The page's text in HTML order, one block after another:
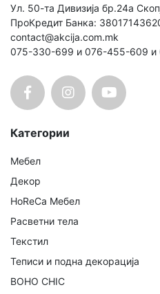
Ул. 50-та Дивизија бр.24а
ПроКредит Банка:
contact@akcija.com.mk
075-330-699 и 076-455-609 и
Категории
Мебел
Декор
HoReCa Мебел
Расветни тела
Текстил
Теписи и подна декорација
BOHO CHIC